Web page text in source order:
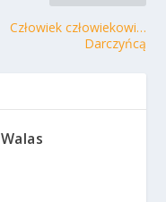
Człowiek człowiekowi…
Darczyńcą